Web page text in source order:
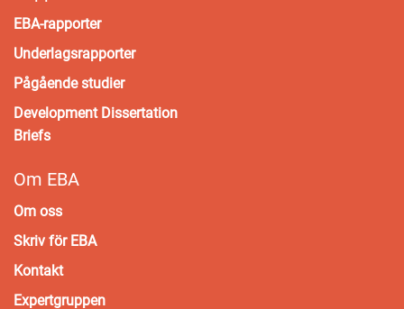
EBA-rapporter
Underlagsrapporter
Pågående studier
Development Dissertation
Briefs
Om EBA
Om oss
Skriv för EBA
Kontakt
Expertgruppen